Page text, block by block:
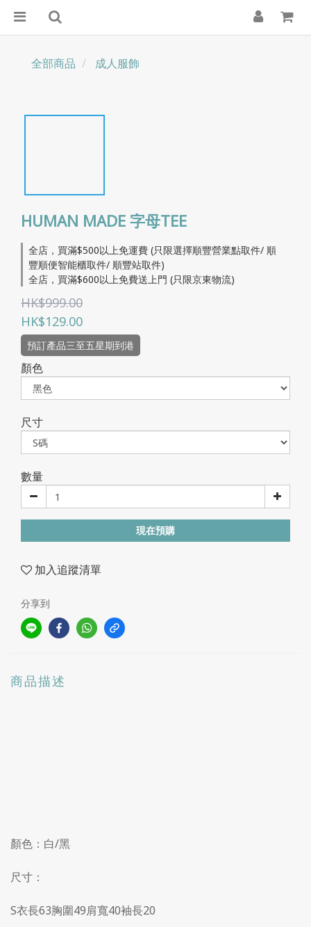
全部商品 成人服飾
HUMAN MADE 字母TEE
全店，買滿$500以上免運費 (只限選擇順豐營業點取件/ 順
豐順便智能櫃取件/ 順豐站取件)
全店，買滿$600以上免費送上門 (只限京東物流)
HK$999.00
HK$129.00
預訂產品三至五星期到港
顏色
尺寸
數量
現在預購
加入追蹤清單
分享到
商品描述
顏色：白/黑
尺寸：
S衣長63胸圍49肩寬40袖長20